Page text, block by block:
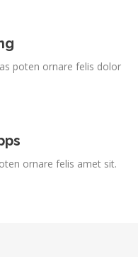
poten ornare felis dolor
ornare felis amet sit.